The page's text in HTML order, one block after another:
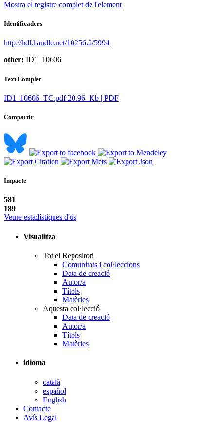
Mostra el registre complet de l'element
Identificadors
http://hdl.handle.net/10256.2/5994
other: ID1_10606
Text Complet
ID1_10606_TC.pdf 20.96 Kb | PDF
Compartir
Impacte
581
189
Veure estadístiques d'ús
Visualitza
Tot el Repositori
Comunitats i col·leccions
Data de creació
Autor/a
Títols
Matèries
Aquesta col·lecció
Data de creació
Autor/a
Títols
Matèries
idioma
català
español
English
Contacte
Avís Legal